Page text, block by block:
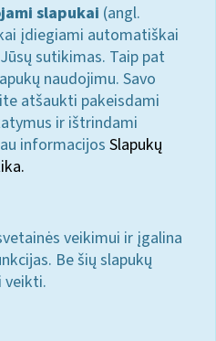
slapukai (angl.
įdiegiami automatiškai
sutikimas. Taip pat
naudojimu. Savo
atšaukti pakeisdami
ir ištrindami
informacijos Slapukų
veikimui ir įgalina
Be šių slapukų
veikti.